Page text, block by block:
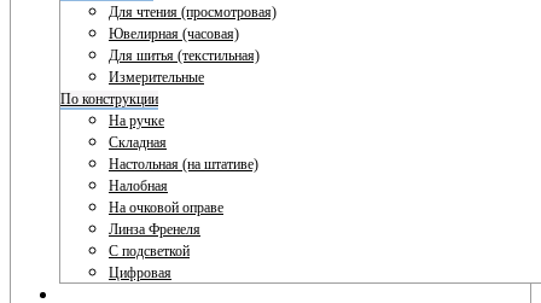
Для чтения (просмотровая)
Ювелирная (часовая)
Для шитья (текстильная)
Измерительные
По конструкции
На ручке
Складная
Настольная (на штативе)
Налобная
На очковой оправе
Линза Френеля
С подсветкой
Цифровая